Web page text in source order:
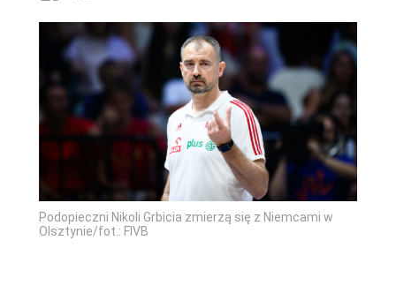
Podopieczni Nikoli Grbicia zmierzą się z Niemcami w
Olsztynie/fot.: FIVB